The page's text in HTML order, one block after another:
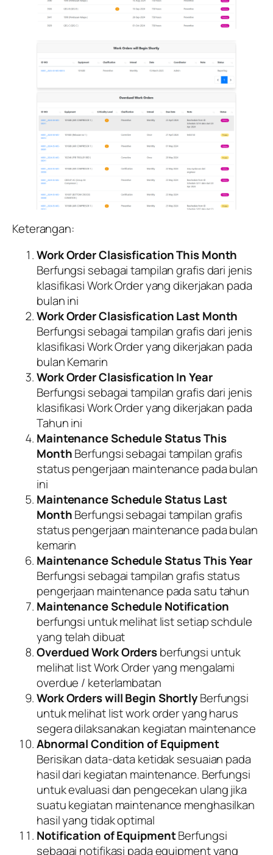
Keterangan:
Work Order Clasisfication This Month
Berfungsi sebagai tampilan grafis dari jenis
klasifikasi Work Order yang dikerjakan pada
bulan ini
Work Order Clasisfication Last Month
Berfungsi sebagai tampilan grafis dari jenis
klasifikasi Work Order yang dikerjakan pada
bulan Kemarin
Work Order Clasisfication In Year
Berfungsi sebagai tampilan grafis dari jenis
klasifikasi Work Order yang dikerjakan pada
Tahun ini
Maintenance Schedule Status This
MonthBerfungsi sebagai tampilan grafis
status pengerjaan maintenance pada bulan
ini
Maintenance Schedule Status Last
MonthBerfungsi sebagai tampilan grafis
status pengerjaan maintenance pada bulan
kemarin
Maintenance Schedule Status This Year
Berfungsi sebagai tampilan grafis status
pengerjaan maintenance pada satu tahun
Maintenance Schedule Notification
berfungsi untuk melihat list setiap schdule
yang telah dibuat
Overdued Work Ordersberfungsi untuk
melihat list Work Order yang mengalami
overdue / keterlambatan
Work Orders will Begin ShortlyBerfungsi
untuk melihat list work order yang harus
segera dilaksanakan kegiatan maintenance
Abnormal Condition of Equipment
Berisikan data-data ketidak sesuaian pada
hasil dari kegiatan maintenance. Berfungsi
untuk evaluasi dan pengecekan ulang jika
suatu kegiatan maintenance menghasilkan
hasil yang tidak optimal
Notification of EquipmentBerfungsi
sebagai notifikasi pada equipment yang